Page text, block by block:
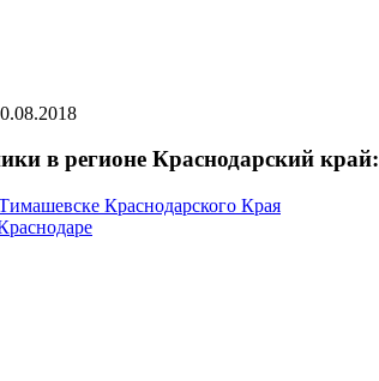
в регионе Краснодарский край:
Краснодарского Края